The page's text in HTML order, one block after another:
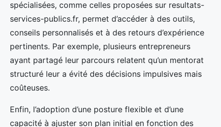
spécialisées, comme celles proposées sur resultats-
services-publics.fr, permet d’accéder à des outils,
conseils personnalisés et à des retours d’expérience
pertinents. Par exemple, plusieurs entrepreneurs
ayant partagé leur parcours relatent qu’un mentorat
structuré leur a évité des décisions impulsives mais
coûteuses.
Enfin, l’adoption d’une posture flexible et d’une
capacité à ajuster son plan initial en fonction des